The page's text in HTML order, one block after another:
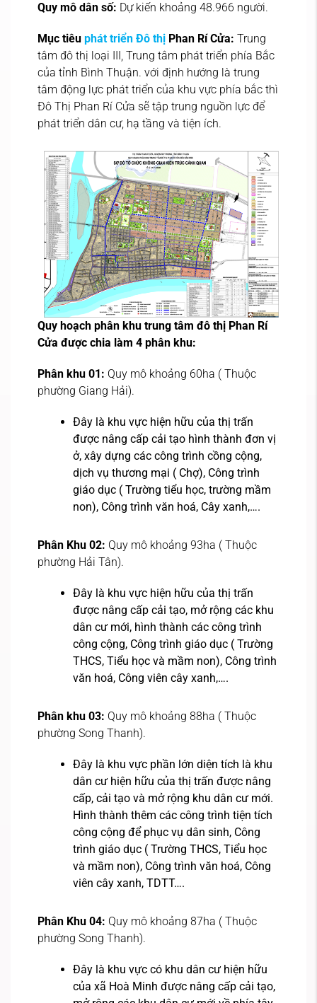
Quy mô dân số: Dự kiến khoảng 48.966 người.
Mục tiêu phát triển Đô thị Phan Rí Cửa: Trung
tâm đô thị loại III, Trung tâm phát triển phía Bắc
của tỉnh Bình Thuận. với định hướng là trung
tâm động lực phát triển của khu vực phía bắc thì
Đô Thị Phan Rí Cửa sẽ tập trung nguồn lực để
phát triển dân cư, hạ tầng và tiện ích.
Quy hoạch phân khu trung tâm đô thị Phan Rí
Cửa được chia làm 4 phân khu:
Phân khu 01: Quy mô khoảng 60ha ( Thuộc
phường Giang Hải).
Đây là khu vực hiện hữu của thị trấn
được nâng cấp cải tạo hình thành đơn vị
ở, xây dựng các công trình cồng cộng,
dịch vụ thương mại ( Chợ), Công trình
giáo dục ( Trường tiểu học, trường mầm
non), Công trình văn hoá, Cây xanh,….
Phân Khu 02: Quy mô khoảng 93ha ( Thuộc
phường Hải Tân).
Đây là khu vực hiện hữu của thị trấn
được nâng cấp cải tạo, mở rộng các khu
dân cư mới, hình thành các công trình
công cộng, Công trình giáo dục ( Trường
THCS, Tiểu học và mầm non), Công trình
văn hoá, Công viên cây xanh,….
Phân khu 03: Quy mô khoảng 88ha ( Thuộc
phường Song Thanh).
Đây là khu vực phần lớn diện tích là khu
dân cư hiện hữu của thị trấn được nâng
cấp, cải tạo và mở rộng khu dân cư mới.
Hình thành thêm các công trình tiện tích
công cộng để phục vụ dân sinh, Công
trình giáo dục ( Trường THCS, Tiểu học
và mầm non), Công trình văn hoá, Công
viên cây xanh, TDTT….
Phân Khu 04: Quy mô khoảng 87ha ( Thuộc
phường Song Thanh).
Đây là khu vực có khu dân cư hiện hữu
của xã Hoà Minh được nâng cấp cải tạo,